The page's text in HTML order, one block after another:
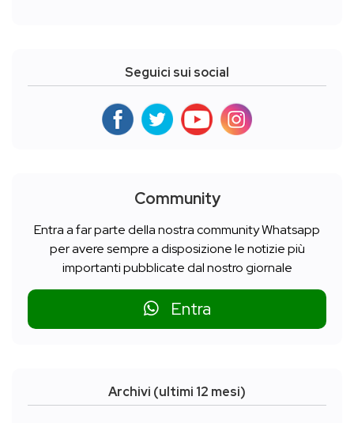
Seguici sui social
Community
Entra a far parte della nostra community Whatsapp
per avere sempre a disposizione le notizie più
importanti pubblicate dal nostro giornale
Entra
Archivi (ultimi 12 mesi)